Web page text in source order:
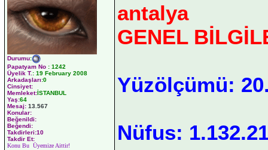
Durumu:
Papatyam No : 1242
Üyelik T.: 19 February 2008
Arkadaşları:0
Cinsiyet:
Memleket:İSTANBUL
Yaş:64
Mesaj: 13.567
Konular:
Beğenildi:
Beğendi:
Takdirleri:10
Takdir Et:
Konu Bu Üyemize Aittir!
antalya
GENEL
Yüzölçümü:
Nüfus: